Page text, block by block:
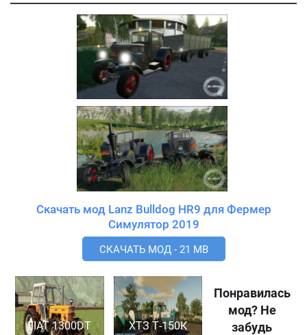
Скачать мод Lanz Bulldog HR9 для Фермер
Симулятор 2019
СКАЧАТЬ МОД - 21 MB
FIAT 1300DT
ХТЗ Т-150К
Понравилась
мод? Не
забудь